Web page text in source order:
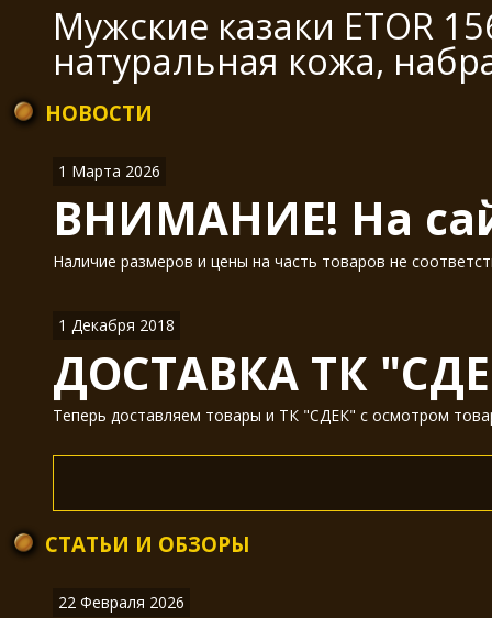
Мужские казаки ETOR
натуральная кожа,
НОВОСТИ
1 Марта 2026
ВНИМАНИЕ! На
Наличие размеров и цены на часть товаров не
1 Декабря 2018
ДОСТАВКА ТК
Теперь доставляем товары и ТК "СДЕК" с осмотром
СТАТЬИ И ОБЗОРЫ
22 Февраля 2026